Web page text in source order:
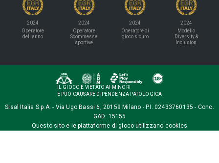
2024
Operatore
dell'anno
2024
Operatore
Scommesse
sportive
2024
Operatore di
gioco sicuro
2024
Modello
Diversity &
Inclusion
IL GIOCO È VIETATO AI MINORI
E PUÒ CAUSARE DIPENDENZA PATOLOGICA
Sisal Italia S.p.A. - Via Ugo Bassi 6, 20159 Milano - P.I. 02433760135 - Conc.
GAD: 15155
Questo sito e le piattaforme di gioco utilizzano cookies